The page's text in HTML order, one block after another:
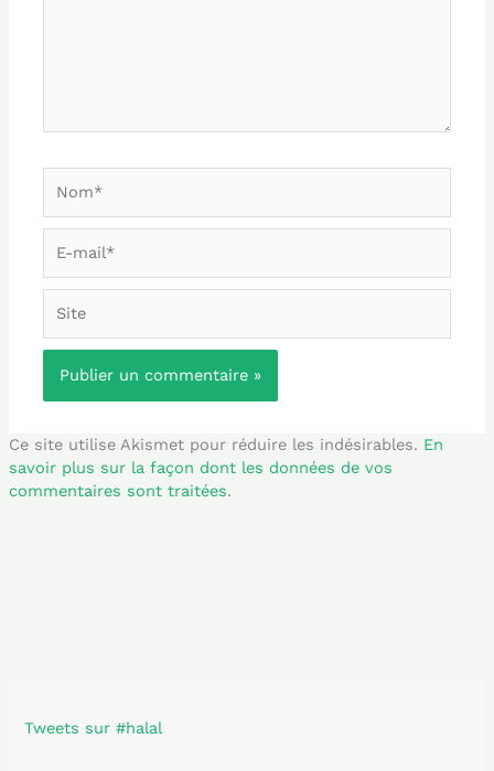
mail*
Ce site utilise Akismet pour réduire les indésirables. En
savoir plus sur la façon dont les données de vos
commentaires sont traitées.
Tweets sur #halal